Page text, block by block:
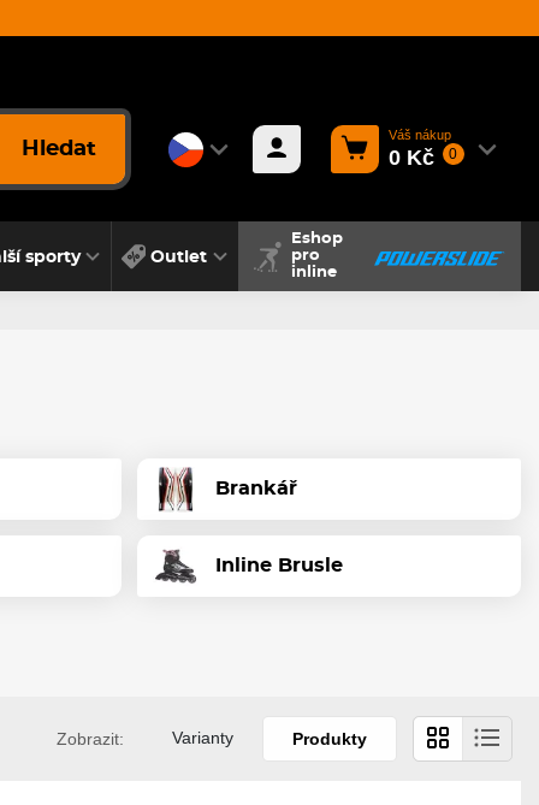
Hledat
Váš nákup
0 Kč 0
sporty Outlet
Eshop
pro
inline
Brankář
Inline Brusle
Zobrazit: Varianty Produkty